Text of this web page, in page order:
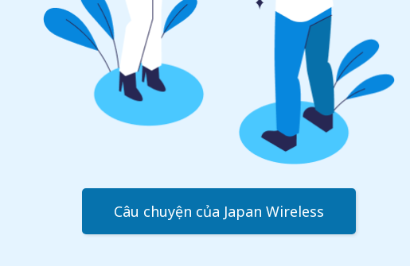
Câu chuyện của Japan Wireless